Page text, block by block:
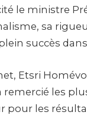
le ministre
sa
succès
Etsri
remercié les
pour les